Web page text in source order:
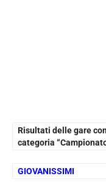
Risultati delle gare
categoria
GIOVANISSIMI